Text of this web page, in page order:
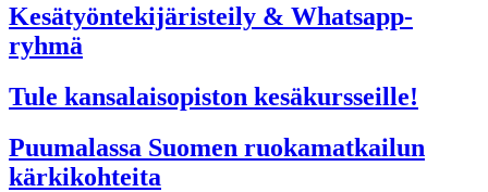
Kesätyöntekijäristeily & Whatsapp-
ryhmä
Tule kansalaisopiston kesäkursseille!
Puumalassa Suomen ruokamatkailun
kärkikohteita